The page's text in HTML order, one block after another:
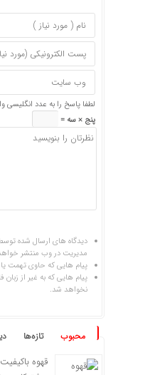
لطفا پاسخ را به عدد انگلیسی
پنج × سه =
دیدگاه های ارسال شده
مدیریت در وب منتشر
پیام هایی که حاوی تهمت
پیام هایی که به غیر از
نخواهد شد.
محبوب تازه‌ها